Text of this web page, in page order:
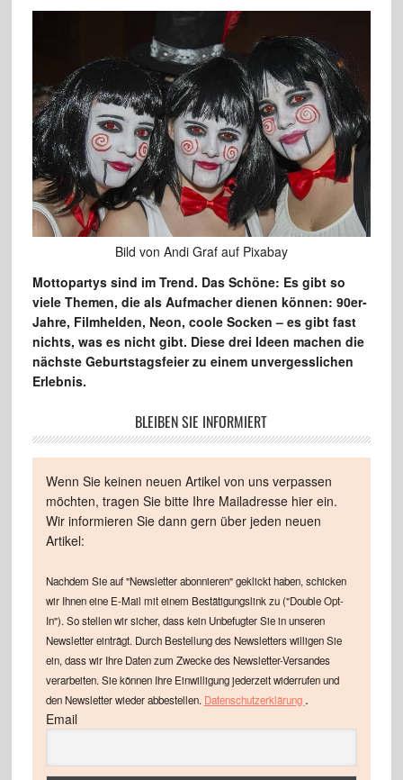
Bild von Andi Graf auf Pixabay
Mottopartys sind im Trend. Das Schöne: Es gibt so
viele Themen, die als Aufmacher dienen können: 90er-
Jahre, Filmhelden, Neon, coole Socken – es gibt fast
nichts, was es nicht gibt. Diese drei Ideen machen die
nächste Geburtstagsfeier zu einem unvergesslichen
Erlebnis.
BLEIBEN SIE INFORMIERT
Wenn Sie keinen neuen Artikel von uns verpassen
möchten, tragen Sie bitte Ihre Mailadresse hier ein.
Wir informieren Sie dann gern über jeden neuen
Artikel:
Nachdem Sie auf "Newsletter abonnieren" geklickt haben, schicken
wir Ihnen eine E-Mail mit einem Bestätigungslink zu ("Double Opt-
In"). So stellen wir sicher, dass kein Unbefugter Sie in unseren
Newsletter einträgt. Durch Bestellung des Newsletters willigen Sie
ein, dass wir Ihre Daten zum Zwecke des Newsletter-Versandes
verarbeiten. Sie können Ihre Einwilligung jederzeit widerrufen und
den Newsletter wieder abbestellen. Datenschutzerklärung .
Email